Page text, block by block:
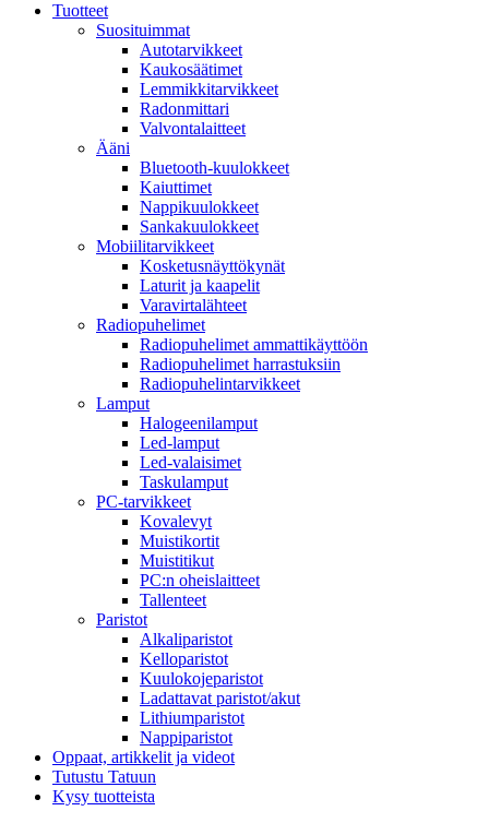
Tuotteet
Suosituimmat
Autotarvikkeet
Kaukosäätimet
Lemmikkitarvikkeet
Radonmittari
Valvontalaitteet
Ääni
Bluetooth-kuulokkeet
Kaiuttimet
Nappikuulokkeet
Sankakuulokkeet
Mobiilitarvikkeet
Kosketusnäyttökynät
Laturit ja kaapelit
Varavirtalähteet
Radiopuhelimet
Radiopuhelimet ammattikäyttöön
Radiopuhelimet harrastuksiin
Radiopuhelintarvikkeet
Lamput
Halogeenilamput
Led-lamput
Led-valaisimet
Taskulamput
PC-tarvikkeet
Kovalevyt
Muistikortit
Muistitikut
PC:n oheislaitteet
Tallenteet
Paristot
Alkaliparistot
Kelloparistot
Kuulokojeparistot
Ladattavat paristot/akut
Lithiumparistot
Nappiparistot
Oppaat, artikkelit ja videot
Tutustu Tatuun
Kysy tuotteista